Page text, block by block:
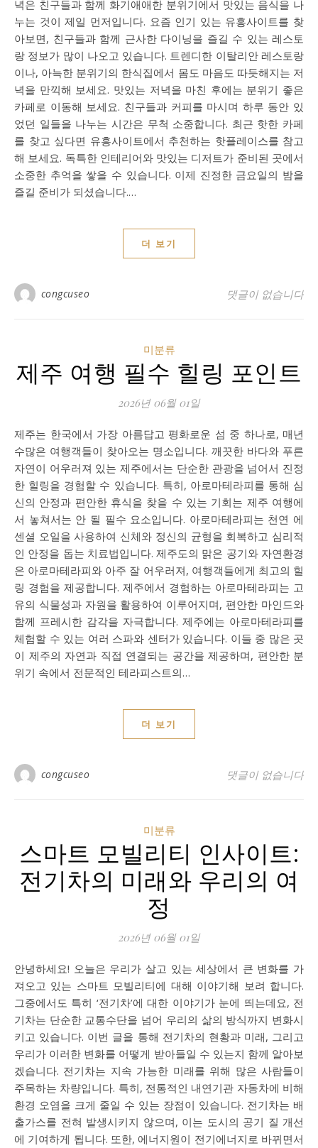
녁은 친구들과 함께 화기애애한 분위기에서 맛있는 음식을 나
누는 것이 제일 먼저입니다. 요즘 인기 있는 유흥사이트를 찾
아보면, 친구들과 함께 근사한 다이닝을 즐길 수 있는 레스토
랑 정보가 많이 나오고 있습니다. 트렌디한 이탈리안 레스토랑
이나, 아늑한 분위기의 한식집에서 몸도 마음도 따듯해지는 저
녁을 만끽해 보세요. 맛있는 저녁을 마친 후에는 분위기 좋은
카페로 이동해 보세요. 친구들과 커피를 마시며 하루 동안 있
었던 일들을 나누는 시간은 무척 소중합니다. 최근 핫한 카페
를 찾고 싶다면 유흥사이트에서 추천하는 핫플레이스를 참고
해 보세요. 독특한 인테리어와 맛있는 디저트가 준비된 곳에서
소중한 추억을 쌓을 수 있습니다. 이제 진정한 금요일의 밤을
즐길 준비가 되셨습니다.…
더 보기
congcuseo 댓글이 없습니다
미분류
제주 여행 필수 힐링 포인트
2026년 06월 01일
제주는 한국에서 가장 아름답고 평화로운 섬 중 하나로, 매년
수많은 여행객들이 찾아오는 명소입니다. 깨끗한 바다와 푸른
자연이 어우러져 있는 제주에서는 단순한 관광을 넘어서 진정
한 힐링을 경험할 수 있습니다. 특히, 아로마테라피를 통해 심
신의 안정과 편안한 휴식을 찾을 수 있는 기회는 제주 여행에
서 놓쳐서는 안 될 필수 요소입니다. 아로마테라피는 천연 에
센셜 오일을 사용하여 신체와 정신의 균형을 회복하고 심리적
인 안정을 돕는 치료법입니다. 제주도의 맑은 공기와 자연환경
은 아로마테라피와 아주 잘 어우러져, 여행객들에게 최고의 힐
링 경험을 제공합니다. 제주에서 경험하는 아로마테라피는 고
유의 식물성과 자원을 활용하여 이루어지며, 편안한 마인드와
함께 프레시한 감각을 자극합니다. 제주에는 아로마테라피를
체험할 수 있는 여러 스파와 센터가 있습니다. 이들 중 많은 곳
이 제주의 자연과 직접 연결되는 공간을 제공하며, 편안한 분
위기 속에서 전문적인 테라피스트의…
더 보기
congcuseo 댓글이 없습니다
미분류
스마트 모빌리티 인사이트:
전기차의 미래와 우리의 여
정
2026년 06월 01일
안녕하세요! 오늘은 우리가 살고 있는 세상에서 큰 변화를 가
져오고 있는 스마트 모빌리티에 대해 이야기해 보려 합니다.
그중에서도 특히 ‘전기차’에 대한 이야기가 눈에 띄는데요, 전
기차는 단순한 교통수단을 넘어 우리의 삶의 방식까지 변화시
키고 있습니다. 이번 글을 통해 전기차의 현황과 미래, 그리고
우리가 이러한 변화를 어떻게 받아들일 수 있는지 함께 알아보
겠습니다. 전기차는 지속 가능한 미래를 위해 많은 사람들이
주목하는 차량입니다. 특히, 전통적인 내연기관 자동차에 비해
환경 오염을 크게 줄일 수 있는 장점이 있습니다. 전기차는 배
출가스를 전혀 발생시키지 않으며, 이는 도시의 공기 질 개선
에 기여하게 됩니다. 또한, 에너지원이 전기에너지로 바뀌면서